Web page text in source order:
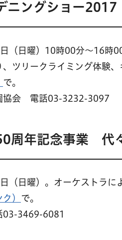
ニングショー2017
（日曜）10時00分〜16時
ツリークライミング体験
で。
協会 電話03-3232-3097
周年記念事業 代
（日曜）。オーケストラに
）
で。
3469-6081